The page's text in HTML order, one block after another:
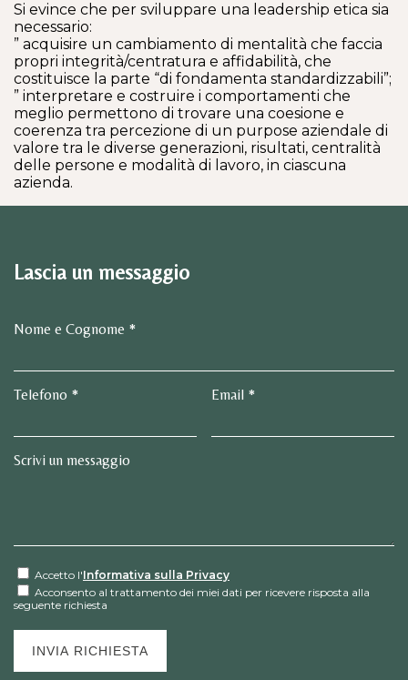
Si evince che per sviluppare una leadership etica sia
necessario:
” acquisire un cambiamento di mentalità che faccia
propri integrità/centratura e affidabilità, che
costituisce la parte “di fondamenta standardizzabili”;
” interpretare e costruire i comportamenti che
meglio permettono di trovare una coesione e
coerenza tra percezione di un purpose aziendale di
valore tra le diverse generazioni, risultati, centralità
delle persone e modalità di lavoro, in ciascuna
azienda.
Lascia un messaggio
Nome e Cognome *
Telefono * Email *
Scrivi un messaggio
Accetto l'Informativa sulla Privacy
Acconsento al trattamento dei miei dati per ricevere risposta alla
seguente richiesta